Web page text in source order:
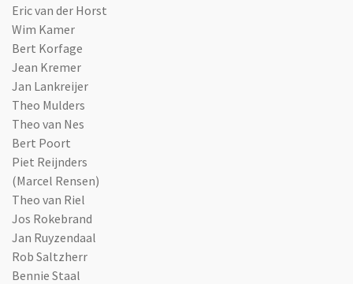
Eric van der Horst
Wim Kamer
Bert Korfage
Jean Kremer
Jan Lankreijer
Theo Mulders
Theo van Nes
Bert Poort
Piet Reijnders
(Marcel Rensen)
Theo van Riel
Jos Rokebrand
Jan Ruyzendaal
Rob Saltzherr
Bennie Staal